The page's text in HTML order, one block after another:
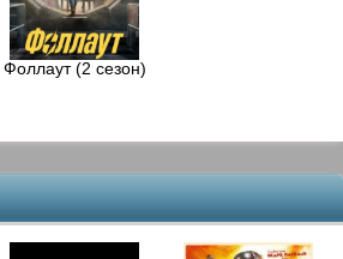
Фоллаут (2 сезон)